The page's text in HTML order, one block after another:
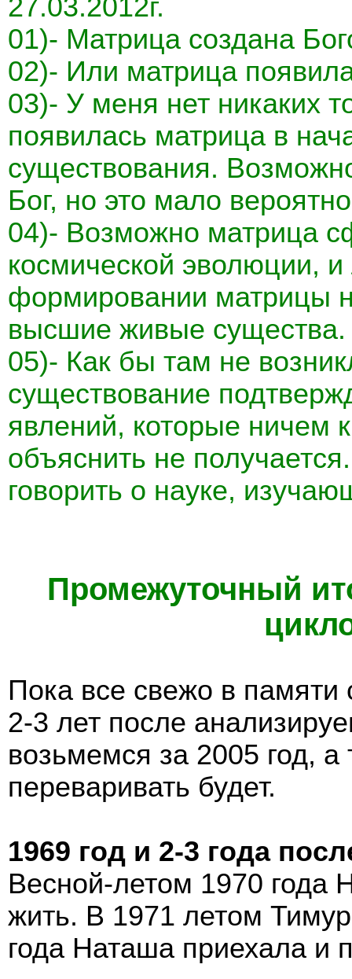
27.03.2012г.
01)- Матрица создана
02)- Или матрица
03)- У меня нет никаких
появилась матрица в
существования.
Бог, но это мало
04)- Возможно матрица
космической эволюции,
формировании матрицы
высшие живые существа.
05)- Как бы там не
существование
явлений, которые ничем
объяснить не
говорить о науке,
Промежуточный
Пока все свежо в
2-3 лет после
возьмемся за 2005 год,
переваривать будет.
1969 год и 2-3 года
Весной-летом 1970 года
жить. В 1971 летом
года Наташа приехала и